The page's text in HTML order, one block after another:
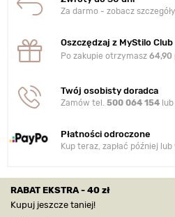
Za darmo - zobacz szczegóły
Oszczędzaj z MyStilo Club
Po zakupie otrzymasz 64,90
Twój osobisty doradca
Zamów tel. 500 064 154 lub
Płatności odroczone
Kup teraz, zapłać później
RABAT EKSTRA - 40 zł
Kupuj jeszcze taniej!